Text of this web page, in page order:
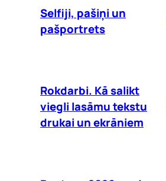
Selfiji, pašiņi un
pašportrets
Rokdarbi. Kā salikt
viegli lasāmu tekstu
drukai un ekrāniem